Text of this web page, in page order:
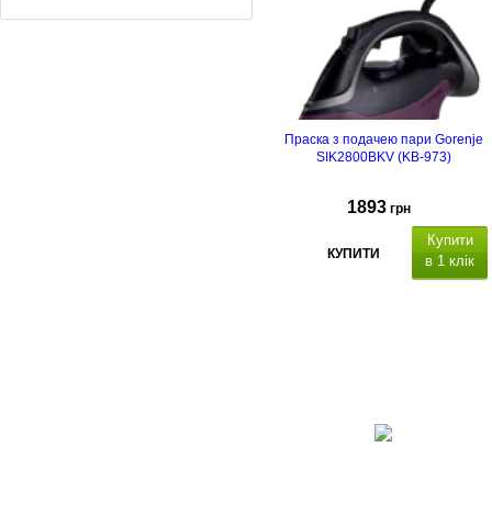
Праска з подачею пари Gorenje
SIK2800BKV (KB-973)
1893 грн
КУПИТИ
Купити
в 1 клік